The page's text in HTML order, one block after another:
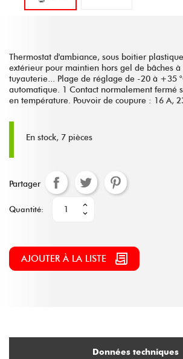
Thermostat d'ambiance, sous boitier
extérieur pour maintien hors gel de bâches à
tuyauterie... Plage de réglage de -20 à +35
automatique. 1 Contact normalement fermé
en température. Pouvoir de coupure : 16 A,
En stock, 7 pièces
Partager
Quantité:
AJOUTER À LA LISTE
Données techniques